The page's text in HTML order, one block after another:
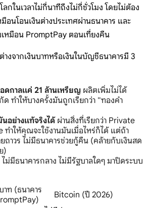
ลกในเวลาไม่กี่นาทีถึงไม่กี่ชั่วโมง โดยไม่ต้อง
อนโอนเงินต่างประเทศผ่านธนาคาร และ
หมือน PromptPay ตอนเที่ยงคืน
งจากเงินบาทหรือเงินในบัญชีธนาคารมี 3
ดกาลแค่ 21 ล้านเหรียญ ผลิตเพิ่มไม่ได้
ทำให้บางครั้งมันถูกเรียกว่า "ทองคำ
นอย่างแท้จริงได้ ผ่านสิ่งที่เรียกว่า Private
ทำให้คุณจะใช้งานมันเมื่อไหร่ก็ได้ แต่ถ้า
ถาวร ไม่มีธนาคารช่วยกู้คืน (คล้ายกับเงินสด
)
ไม่มีธนาคารกลาง ไม่มีรัฐบาลใดๆ มาปิดระบบ
าท (ธนาคาร
Bitcoin (ปี 2026)